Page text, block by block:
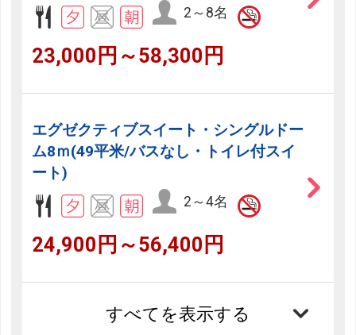
2～8名
23,000円～58,300円
エグゼクティブスイート・シングルドー
ム8ｍ(49平米/バスなし・トイレ付スイ
ート)
2～4名
24,900円～56,400円
すべてを表示する